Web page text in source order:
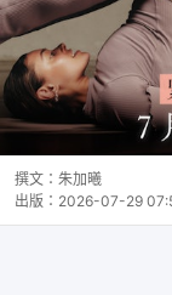
撰文： 朱加曦
出版： 2026-07-29